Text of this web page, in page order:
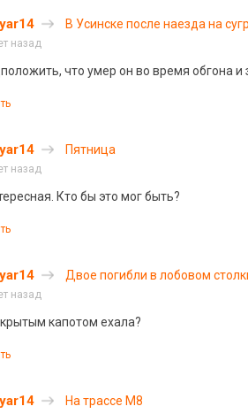
В Усинске после наезда на
назад
что умер он во время обгона и
Пятница
назад
Кто бы это мог быть?
Двое погибли в лобовом
назад
капотом ехала?
На трассе М8